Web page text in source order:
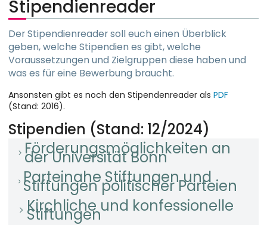
Stipendienreader
Der Stipendienreader soll euch einen Überblick
geben, welche Stipendien es gibt, welche
Voraussetzungen und Zielgruppen diese haben und
was es für eine Bewerbung braucht.
Ansonsten gibt es noch den Stipendenreader als PDF
(Stand: 2016).
Stipendien (Stand: 12/2024)
Förderungsmöglichkeiten an
der Universität Bonn
Parteinahe Stiftungen und
Stiftungen politischer Parteien
Kirchliche und konfessionelle
Stiftungen